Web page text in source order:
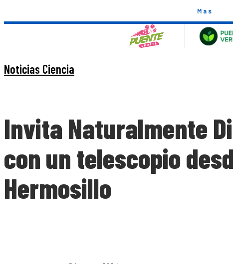
Mas
Noticias Ciencia
Invita Naturalmente
con un telescopio
Hermosillo